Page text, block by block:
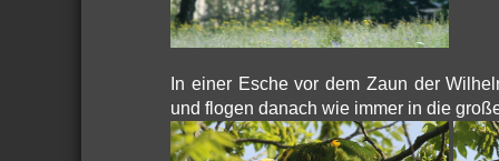
In einer Esche vor dem Zaun der
und flogen danach wie immer in die